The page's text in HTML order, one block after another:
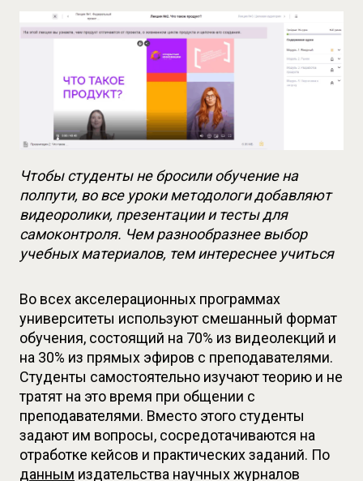
Чтобы студенты не бросили обучение на
полпути, во все уроки методологи добавляют
видеоролики, презентации и тесты для
самоконтроля. Чем разнообразнее выбор
учебных материалов, тем интереснее учиться
Во всех акселерационных программах
университеты используют смешанный формат
обучения, состоящий на 70% из видеолекций и
на 30% из прямых эфиров с преподавателями.
Студенты самостоятельно изучают теорию и не
тратят на это время при общении с
преподавателями. Вместо этого студенты
задают им вопросы, сосредотачиваются на
данным издательства научных журналов